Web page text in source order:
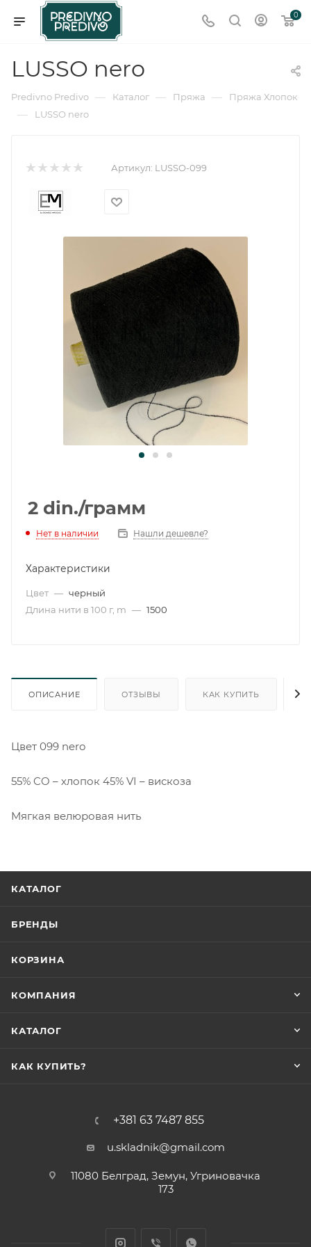
0
LUSSO nero
Predivno Predivo — Каталог — Пряжа — Пряжа Хлопок
— LUSSO nero
Артикул: LUSSO-099
2 din./грамм
Нет в наличии Нашли дешевле?
Характеристики
Цвет — черный
Длина нити в 100 г, m — 1500
ОПИСАНИЕ ОТЗЫВЫ КАК КУПИТЬ
Цвет 099 nero
55% CO – хлопок 45% VI – вискоза
Мягкая велюровая нить
КАТАЛОГ
БРЕНДЫ
КОРЗИНА
КОМПАНИЯ
КАТАЛОГ
КАК КУПИТЬ?
+381 63 7487 855
u.skladnik@gmail.com
11080 Белград, Земун, Угриновачка
173